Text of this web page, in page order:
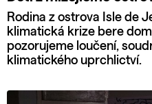
Rodina z ostrova Isle de
klimatická krize bere
pozorujeme loučení,
klimatického uprchlictví.